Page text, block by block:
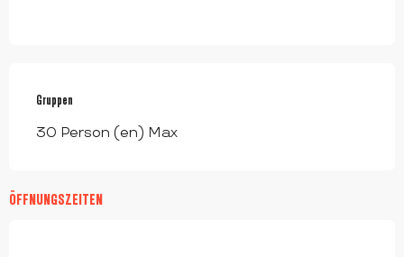
Gruppen
Gruppen
30 Person (en) Max
ÖFFNUNGSZEITEN